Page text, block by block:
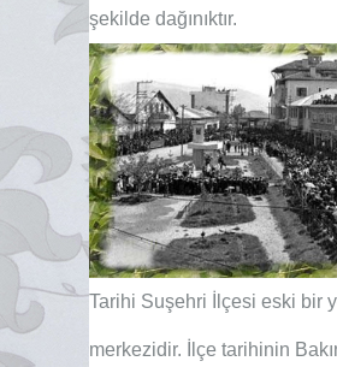
şekilde dağınıktır.
Tarihi Suşehri İlçesi eski bir
merkezidir. İlçe tarihinin